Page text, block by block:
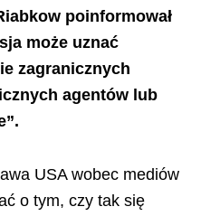
poinformował
może uznać
zagranicznych
agentów lub
USA wobec mediów
o tym, czy tak się